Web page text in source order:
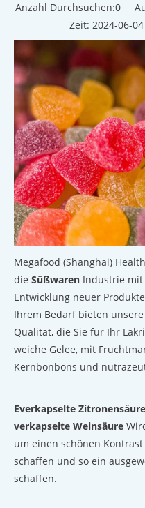
Anzahl Durchsuchen:0
Zeit: 2024-06-
Megafood (Shanghai)
die Süßwaren Industrie
Entwicklung neuer
Ihrem Bedarf bieten
Qualität, die Sie für Ihr
weiche Gelee, mit
Kernbonbons und
Everkapselte
verkapselte Weinsäure
um einen schönen
schaffen und so ein
schaffen.